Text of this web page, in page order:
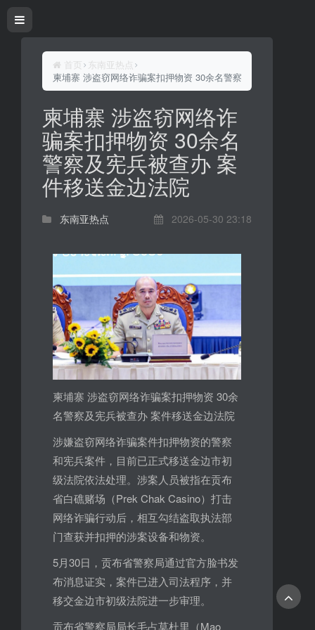
首页
东南亚热点
柬埔寨 涉盗窃网络诈骗案扣押物资 30余名警察及宪兵被查办 案
柬埔寨 涉盗窃网络诈
骗案扣押物资 30余名
警察及宪兵被查办 案
件移送金边法院
东南亚热点 2026-05-30 23:18
柬埔寨 涉盗窃网络诈骗案扣押物资 30余
名警察及宪兵被查办 案件移送金边法院
涉嫌盗窃网络诈骗案件扣押物资的警察
和宪兵案件，目前已正式移送金边市初
级法院依法处理。涉案人员被指在贡布
省白礁赌场（Prek Chak Casino）打击
网络诈骗行动后，相互勾结盗取执法部
门查获并扣押的涉案设备和物资。
5月30日，贡布省警察局通过官方脸书发
布消息证实，案件已进入司法程序，并
移交金边市初级法院进一步审理。
贡布省警察局局长毛占莫杜里（Mao